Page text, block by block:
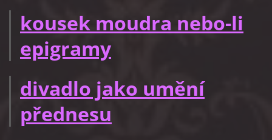
kousek moudra nebo-li
epigramy
divadlo jako umění
přednesu